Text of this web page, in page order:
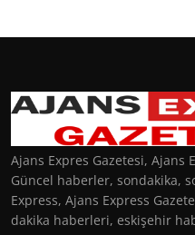
Ajans Expres Gazetesi, Ajans
Güncel haberler, sondakika,
Express, Ajans Express
dakika haberleri, eskişehir